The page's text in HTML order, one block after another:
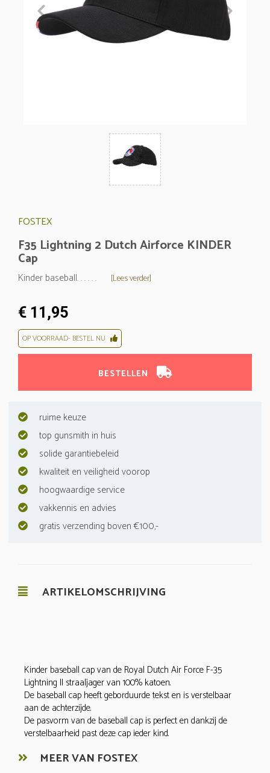
FOSTEX
F35 Lightning 2 Dutch Airforce KINDER
Cap
Kinder baseball. . . . . . [Lees verder]
€ 11,95
OP VOORRAAD- BESTEL NU
BESTELLEN
ruime keuze
top gunsmith in huis
solide garantiebeleid
kwaliteit en veiligheid voorop
hoogwaardige service
vakkennis en advies
gratis verzending boven €100,-
ARTIKELOMSCHRIJVING
Kinder baseball cap van de Royal Dutch Air Force F-35
Lightning II straaljager van 100% katoen.
De baseball cap heeft geborduurde tekst en is verstelbaar
aan de achterzijde.
De pasvorm van de baseball cap is perfect en dankzij de
verstelbaarheid past deze cap ieder kind.
MEER VAN FOSTEX